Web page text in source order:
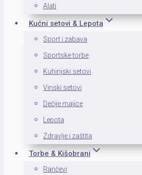
Alati
Kućni setovi & Lepota
Sport i zabava
Sportske torbe
Kuhinjski setovi
Vinski setovi
Dečije majice
Lepota
Zdravlje i zaštita
Torbe & Kišobrani
Rančevi